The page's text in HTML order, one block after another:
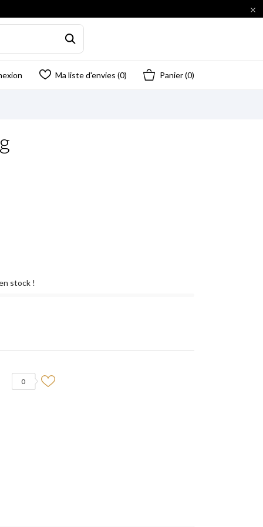

Ma liste d'envies (0) Panier(0)
stock !
0